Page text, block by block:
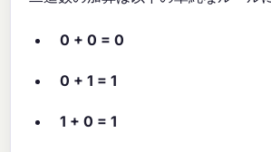
0 + 0 = 0
0 + 1 = 1
1 + 0 = 1